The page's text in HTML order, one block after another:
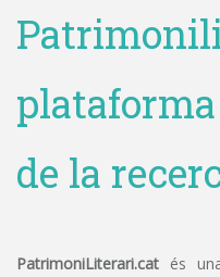
de la
PatrimoniLiterari.cat és